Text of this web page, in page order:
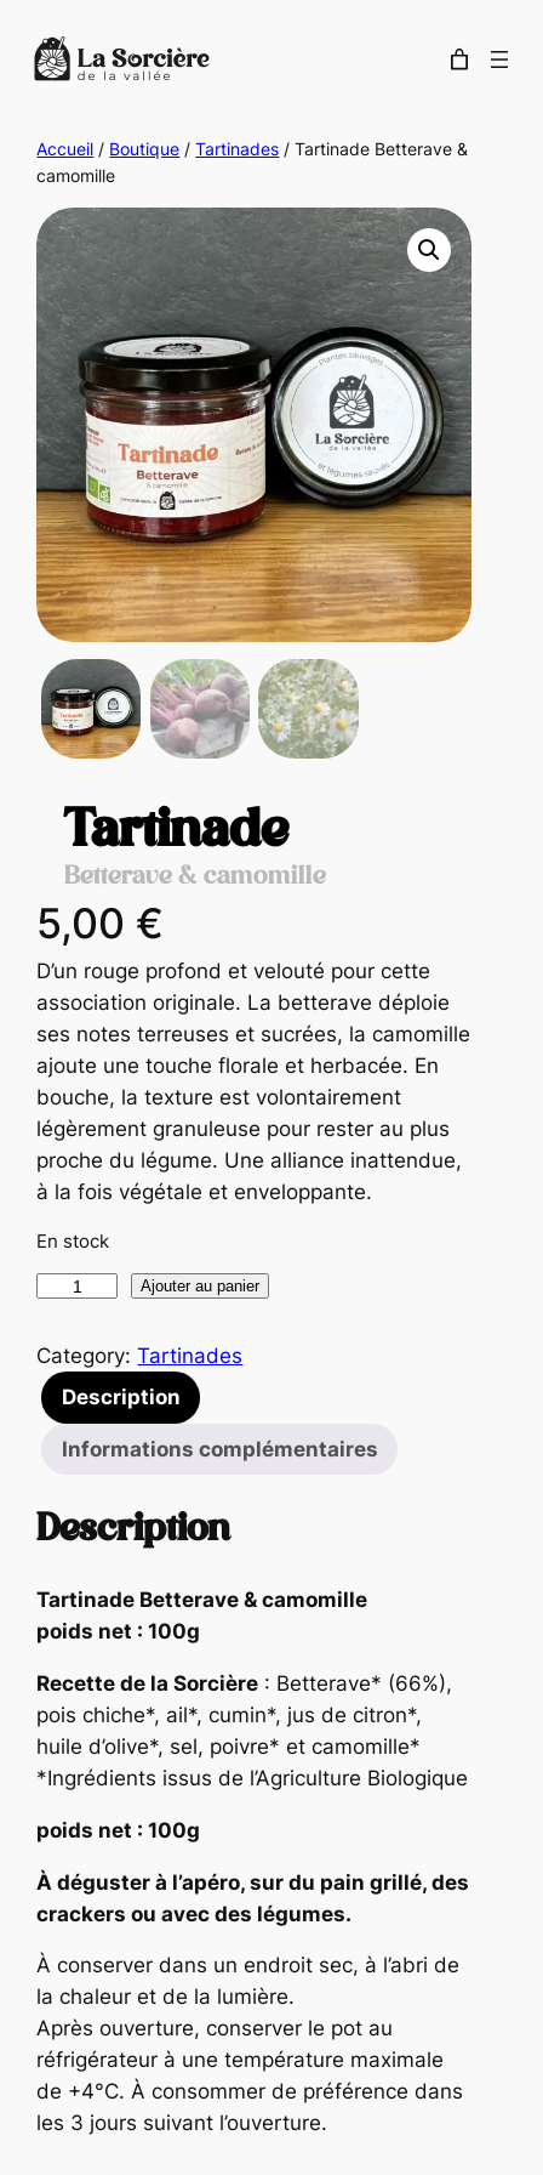
Accueil / Boutique /Tartinades / Tartinade Betterave &
camomille
Tartinade
Betterave & camomille
5,00 €
D’un rouge profond et velouté pour cette
association originale. La betterave déploie
ses notes terreuses et sucrées, la camomille
ajoute une touche florale et herbacée. En
bouche, la texture est volontairement
légèrement granuleuse pour rester au plus
proche du légume. Une alliance inattendue,
à la fois végétale et enveloppante.
En stock
a
n
t
é
d
T
a
t
i
n
d
B
e
t
t
e
a
v
Ajouter au panier
Category:Tartinades
Description
Informations complémentaires
Description
Tartinade Betterave & camomille
poids net : 100g
Recette de la Sorcière : Betterave* (66%),
pois chiche*, ail*, cumin*, jus de citron*,
huile d’olive*, sel, poivre* et camomille*
*Ingrédients issus de l’Agriculture Biologique
poids net : 100g
À déguster à l’apéro, sur du pain grillé, des
crackers ou avec des légumes.
À conserver dans un endroit sec, à l’abri de
la chaleur et de la lumière.
Après ouverture, conserver le pot au
réfrigérateur à une température maximale
de +4°C. À consommer de préférence dans
les 3 jours suivant l’ouverture.